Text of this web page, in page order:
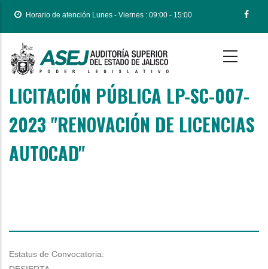
principal
Horario de atención Lunes - Viernes : 09:00 - 15:00
LICITACIÓN PÚBLICA LP-SC-007-
2023 "RENOVACIÓN DE LICENCIAS
AUTOCAD"
Body
Estatus de Convocatoria: